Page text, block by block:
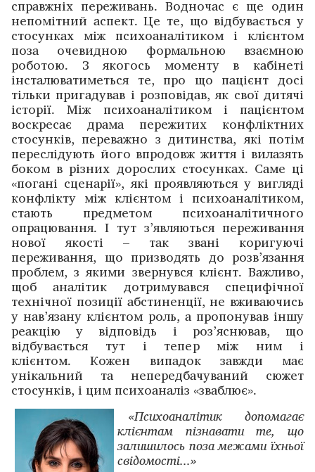
справжніх переживань. Водночас є ще один
непомітний аспект. Це те, що відбувається у
стосунках між психоаналітиком і клієнтом
поза очевидною формальною взаємною
роботою. З якогось моменту в кабінеті
інсталюватиметься те, про що пацієнт досі
тільки пригадував і розповідав, як свої дитячі
історії. Між психоаналітиком і пацієнтом
воскресає драма пережитих конфліктних
стосунків, переважно з дитинства, які потім
переслідують його впродовж життя і вилазять
боком в різних дорослих стосунках. Саме ці
«погані сценарії», які проявляються у вигляді
конфлікту між клієнтом і психоаналітиком,
стають предметом психоаналітичного
опрацювання. І тут з’являються переживання
нової якості – так звані коригуючі
переживання, що призводять до розв’язання
проблем, з якими звернувся клієнт. Важливо,
щоб аналітик дотримувався специфічної
технічної позиції абстиненції, не вживаючись
у нав’язану клієнтом роль, а пропонував іншу
реакцію у відповідь і роз’яснював, що
відбувається тут і тепер між ним і
клієнтом. Кожен випадок завжди має
унікальний та непередбачуваний сюжет
стосунків, і цим психоаналіз «зваблює».
«Психоаналітик допомагає
клієнтам пізнавати те, що
залишилось поза межами їхньої
свідомості...»